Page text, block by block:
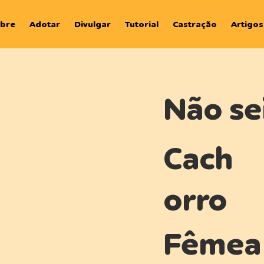
Adotar Divulgar Tutorial Castração Artigos
Não
Cach
orro
Fêmea